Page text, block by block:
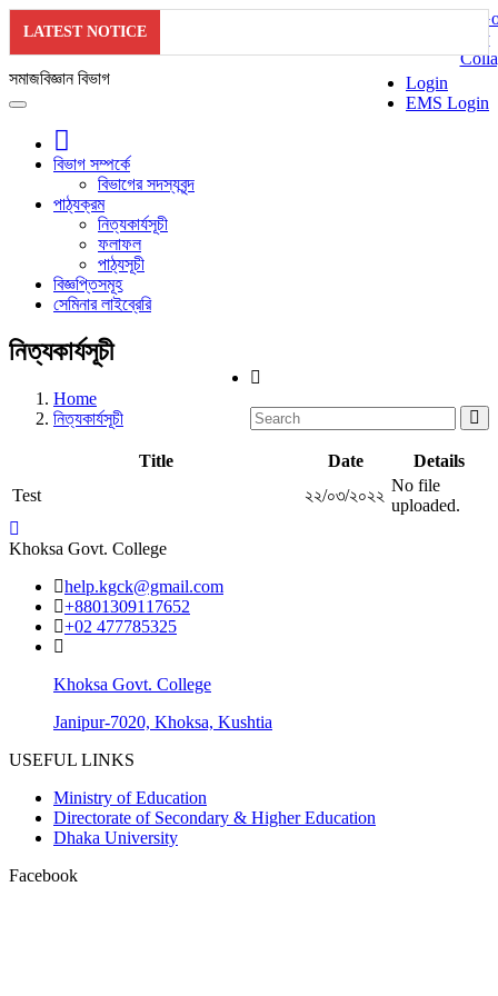
LATEST NOTICE
Login
EMS Login
সমাজবিজ্ঞান বিভাগ
বিভাগ সম্পর্কে
বিভাগের সদস্যবৃন্দ
পাঠ্যক্রম
নিত্যকার্যসূচী
ফলাফল
পাঠ্যসূচী
বিজ্ঞপ্তিসমূহ
সেমিনার লাইব্রেরি
নিত্যকার্যসূচী
Home
নিত্যকার্যসূচী
Title Date
Details
Test
২২/০৩/২০২২
No file
uploaded.
Khoksa Govt. College
help.kgck@gmail.com
+8801309117652
+02 477785325
Khoksa Govt. College
Janipur-7020, Khoksa, Kushtia
USEFUL LINKS
Ministry of Education
Directorate of Secondary & Higher Education
Dhaka University
Facebook